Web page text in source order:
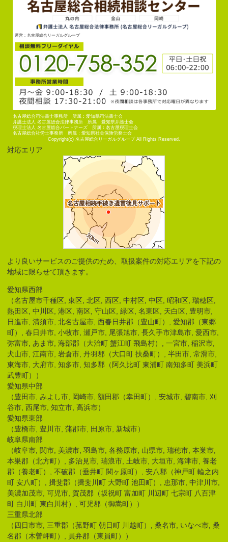
運営：名古屋総合リーガルグループ
名古屋総合司法書士事務所 所属：愛知県司法書士会
弁護士法人 名古屋総合法律事務所 所属：愛知県弁護士会
税理士法人 名古屋総合パートナーズ 所属：名古屋税理士会
名古屋総合社労士事務所 所属：愛知県社会保険労務士会
Copyright(c) 名古屋総合リーガルグループ All Rights Reserved.
対応エリア
より良いサービスのご提供のため、取扱案件の対応エリアを下記の
地域に限らせて頂きます。
愛知県西部
（名古屋市千種区, 東区, 北区, 西区, 中村区, 中区, 昭和区, 瑞穂区,
熱田区, 中川区, 港区, 南区, 守山区, 緑区, 名東区, 天白区, 豊明市,
日進市, 清須市, 北名古屋市, 西春日井郡（豊山町）, 愛知郡（東郷
町）, 春日井市, 小牧市, 瀬戸市, 尾張旭市, 長久手市津島市, 愛西市,
弥富市, あま市, 海部郡（大治町 蟹江町 飛島村）, 一宮市, 稲沢市,
犬山市, 江南市, 岩倉市, 丹羽郡（大口町 扶桑町）, 半田市, 常滑市,
東海市, 大府市, 知多市, 知多郡（阿久比町 東浦町 南知多町 美浜町
武豊町））
愛知県中部
（豊田市, みよし市, 岡崎市, 額田郡（幸田町）, 安城市, 碧南市, 刈
谷市, 西尾市, 知立市, 高浜市）
愛知県東部
（豊橋市, 豊川市, 蒲郡市, 田原市, 新城市）
岐阜県南部
（岐阜市, 関市, 美濃市, 羽島市, 各務原市, 山県市, 瑞穂市, 本巣市,
本巣郡（北方町）, 多治見市, 瑞浪市, 土岐市, 大垣市, 海津市, 養老
郡（養老町）, 不破郡（垂井町 関ヶ原町）, 安八郡（神戸町 輪之内
町 安八町）, 揖斐郡（揖斐川町 大野町 池田町）, 恵那市, 中津川市,
美濃加茂市, 可児市, 賀茂郡（坂祝町 富加町 川辺町 七宗町 八百津
町 白川町 東白川村）, 可児郡（御嵩町））
三重県北部
（四日市市, 三重郡（菰野町 朝日町 川越町）, 桑名市, いなべ市, 桑
名郡（木曽岬町）, 員弁郡（東員町））